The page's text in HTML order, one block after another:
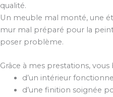
qualité.
Un meuble mal monté, une
mur mal préparé pour la
poser problème.
Grâce à mes prestations, vous
d’un intérieur
d’une finition soignée